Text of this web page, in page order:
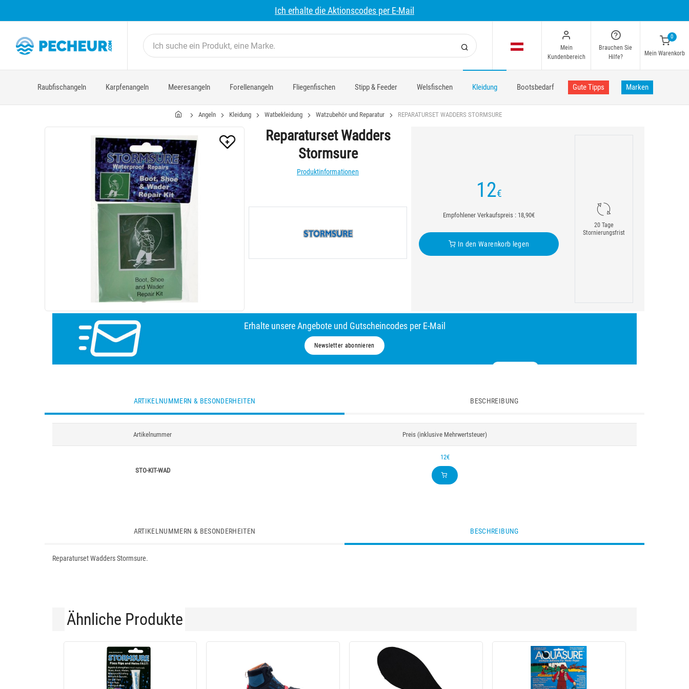
Ich erhalte die Aktionscodes per E-Mail
Mein
Kundenbereich
Brauchen Sie
Hilfe?
0
Mein Warenkorb
Raubfischangeln Karpfenangeln Meeresangeln Forellenangeln Fliegenfischen Stipp & Feeder Welsfischen Kleidung Bootsbedarf Gute Tipps Marken
Angeln Kleidung Watbekleidung Watzubehör und Reparatur REPARATURSET WADDERS STORMSURE
Reparaturset Wadders
Stormsure
Produktinformationen
12€
Empfohlener Verkaufspreis : 18,90€
In den Warenkorb legen
20 Tage
Stornierungsfrist
Erhalte unsere Angebote und Gutscheincodes per E-Mail
Newsletter abonnieren
ARTIKELNUMMERN & BESONDERHEITEN BESCHREIBUNG
Artikelnummer Preis (inklusive Mehrwertsteuer)
STO-KIT-WAD
12€
ARTIKELNUMMERN & BESONDERHEITEN BESCHREIBUNG
Reparaturset Wadders Stormsure.
Ähnliche Produkte